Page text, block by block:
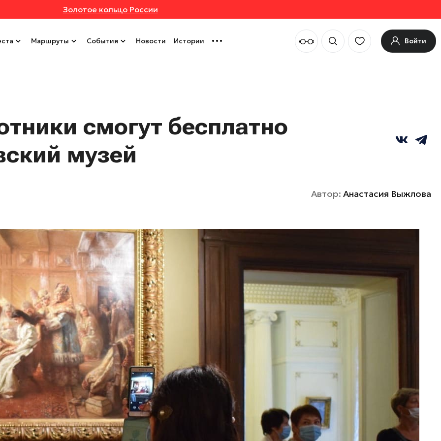
Золотое кольцо России
Маршруты События Новости Истории Войти
смогут бесплатно
музей
Автор: Анастасия Выжлова